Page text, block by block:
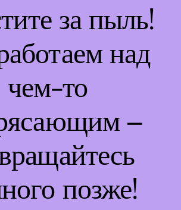
за пыль!
над
чем-то
–
позже!